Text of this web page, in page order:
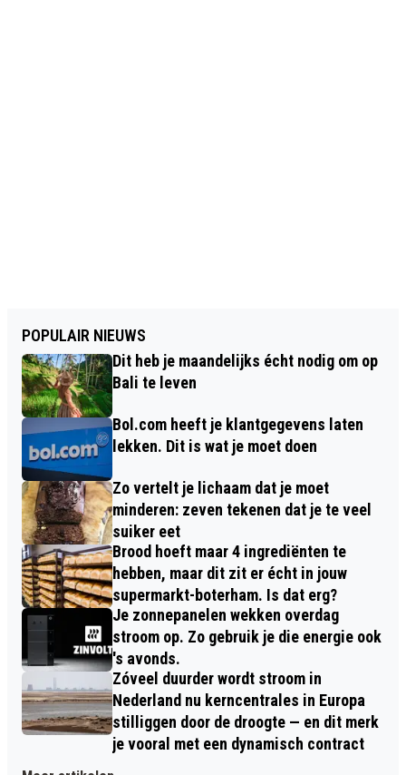
POPULAIR NIEUWS
Dit heb je maandelijks écht nodig om op
Bali te leven
Bol.com heeft je klantgegevens laten
lekken. Dit is wat je moet doen
Zo vertelt je lichaam dat je moet
minderen: zeven tekenen dat je te veel
suiker eet
Brood hoeft maar 4 ingrediënten te
hebben, maar dit zit er écht in jouw
supermarkt-boterham. Is dat erg?
Je zonnepanelen wekken overdag
stroom op. Zo gebruik je die energie ook
's avonds.
Zóveel duurder wordt stroom in
Nederland nu kerncentrales in Europa
stilliggen door de droogte — en dit merk
je vooral met een dynamisch contract